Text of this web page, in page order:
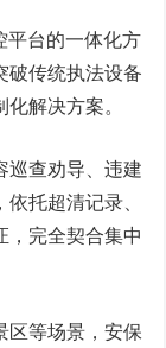
平台的一体化方
破传统执法设备
解决方案。
巡查劝导、违建
托超清记录、
，完全契合集中
区等场景，安保